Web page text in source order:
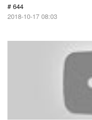
# 644
2018-10-17 08:03